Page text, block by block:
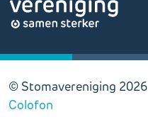
© Stomavereniging 2026
Colofon